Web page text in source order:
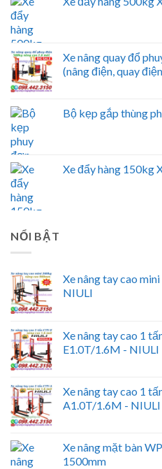
Xe nâng quay đổ
(nâng điện, quay
Bộ kẹp gắp thùng
Xe đẩy hàng 150kg
NỔI BẬT
Xe nâng tay cao
NIULI
Xe nâng tay cao 1
E1.0T/1.6M - NIULI
Xe nâng tay cao 1
A1.0T/1.6M - NIULI
Xe nâng mặt bàn
1500mm